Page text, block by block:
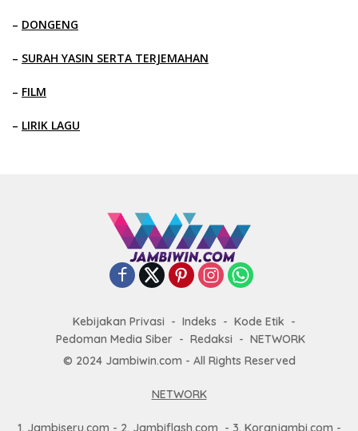
– DONGENG
– SURAH YASIN SERTA TERJEMAHAN
– FILM
– LIRIK LAGU
Kebijakan Privasi Indeks
Kode Etik
Pedoman Media Siber
Redaksi
NETWORK
© 2024 Jambiwin.com - All Rights Reserved
NETWORK
1. Jambiseru.com - 2. Jambiflash.com - 3. Koranjambi.com -